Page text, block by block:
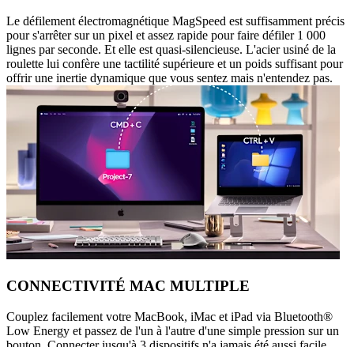
Le défilement électromagnétique MagSpeed est suffisamment précis
pour s'arrêter sur un pixel et assez rapide pour faire défiler 1 000
lignes par seconde. Et elle est quasi-silencieuse. L'acier usiné de la
roulette lui confère une tactilité supérieure et un poids suffisant pour
offrir une inertie dynamique que vous sentez mais n'entendez pas.
CONNECTIVITÉ MAC MULTIPLE
Couplez facilement votre MacBook, iMac et iPad via Bluetooth®
Low Energy et passez de l'un à l'autre d'une simple pression sur un